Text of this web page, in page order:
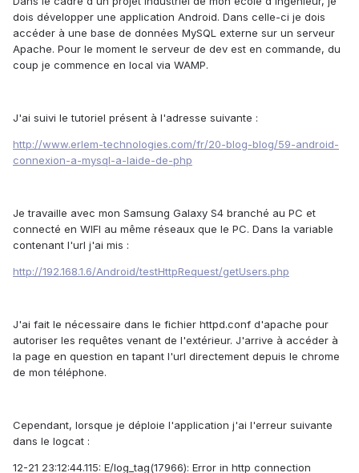
dois développer une application Android. Dans celle-ci je dois
accéder à une base de données MySQL externe sur un serveur
Apache. Pour le moment le serveur de dev est en commande, du
coup je commence en local via WAMP.
J'ai suivi le tutoriel présent à l'adresse suivante :
http://www.erlem-technologies.com/fr/20-blog-blog/59-android-
connexion-a-mysql-a-laide-de-php
Je travaille avec mon Samsung Galaxy S4 branché au PC et
connecté en WIFI au même réseaux que le PC. Dans la variable
contenant l'url j'ai mis :
http://192.168.1.6/Android/testHttpRequest/getUsers.php
J'ai fait le nécessaire dans le fichier httpd.conf d'apache pour
autoriser les requêtes venant de l'extérieur. J'arrive à accéder à
la page en question en tapant l'url directement depuis le chrome
de mon téléphone.
Cependant, lorsque je déploie l'application j'ai l'erreur suivante
dans le logcat :
12-21 23:12:44.115: E/log_tag(17966): Error in http connection